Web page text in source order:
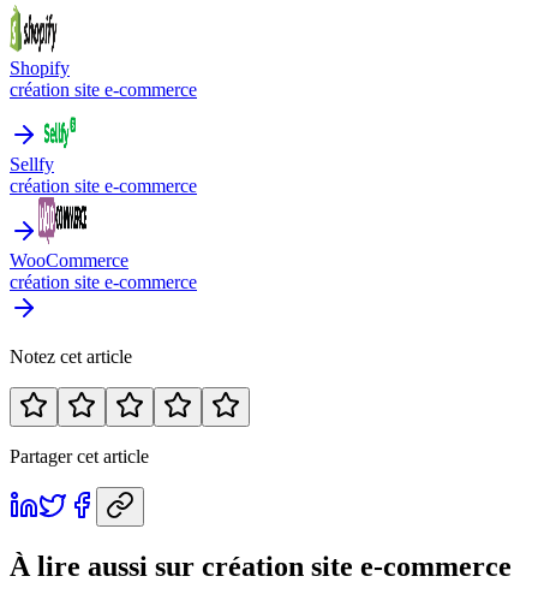
Shopify
création site e-commerce
Sellfy
création site e-commerce
WooCommerce
création site e-commerce
Notez cet article
Partager cet article
À lire aussi sur création site e-commerce